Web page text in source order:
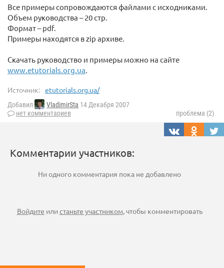
Все примеры сопровождаются файлами с исходниками.
Объем руководства – 20 стр.
Формат – pdf.
Примеры находятся в zip архиве.
Скачать руководство и примеры можно на сайте
www.etutorials.org.ua.
Источник: etutorials.org.ua/
Добавил VladimirSta 14 Декабря 2007
нет комментариев
проблема (2)
Комментарии участников:
Ни одного комментария пока не добавлено
Войдите илистаньте участником, чтобы комментировать